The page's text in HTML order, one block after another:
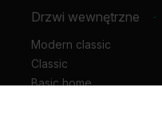
Drzwi wewnętrzne -
Modern classic
Classic
Basic home